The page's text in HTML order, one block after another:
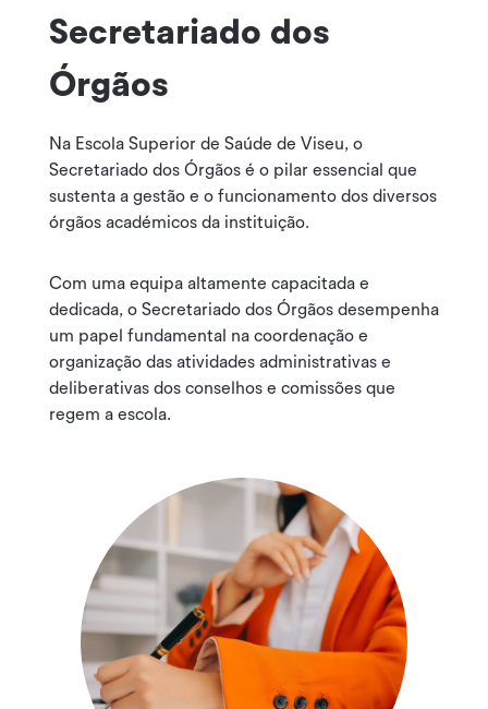
Secretariado dos
Órgãos
Na Escola Superior de Saúde de Viseu, o
Secretariado dos Órgãos é o pilar essencial que
sustenta a gestão e o funcionamento dos diversos
órgãos académicos da instituição.
Com uma equipa altamente capacitada e
dedicada, o Secretariado dos Órgãos desempenha
um papel fundamental na coordenação e
organização das atividades administrativas e
deliberativas dos conselhos e comissões que
regem a escola.